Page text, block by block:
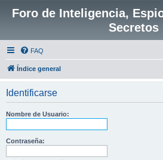
Foro de Inteligencia,
Secretos
FAQ
Índice general
Identificarse
Nombre de Usuario:
Contraseña: